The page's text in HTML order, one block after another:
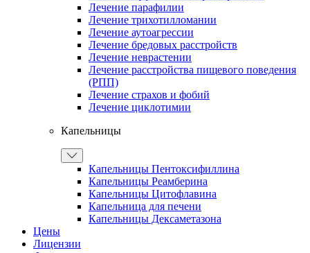
Лечение парафилии
Лечение трихотилломании
Лечение аутоагрессии
Лечение бредовых расстройств
Лечение неврастении
Лечение расстройства пищевого поведения
(РПП)
Лечение страхов и фобий
Лечение циклотимии
Капельницы
Капельницы Пентоксифиллина
Капельницы Реамберина
Капельницы Цитофлавина
Капельница для печени
Капельницы Дексаметазона
Цены
Лицензии